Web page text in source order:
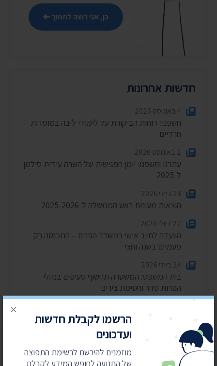
הרשמו לקבלת חדשות
ועדכונים
מוזמנים להירשם לרשימת התפוצה
של התנועה לחופש המידע לקבלת
×
כן, אני רוצה לתמוך
חדשות אחרונות
4 באוגוסט 2026
חשפנו: דוחות הביקורת על לימודי ליבה במוסדות
חרדיים
2 באוגוסט 2026
עתרנו וחשפנו: יומן הפגישות של השרה עידית סילמן
ל-2025
28 ביולי 2026
הוצאות מעונות ראש הממשלה ל-2025-2026
27 ביולי 2026
הוועדה לחיוב אישי במשרד הפנים – התכנסה רק
פעמיים בשנה וחצי
24 ביולי 2026
בית המשפט: המשטרה תחשוף סעיפים בנהלי
הפרות סדר וחסימת צירים